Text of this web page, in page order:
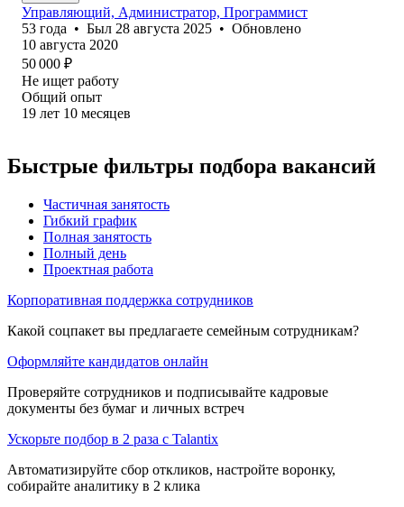
Управляющий, Администратор, Программист
53 года • Был 28 августа 2025 • Обновлено
10 августа 2020
50 000 ₽
Не ищет работу
Общий опыт
19 лет 10 месяцев
Быстрые фильтры подбора вакансий
Частичная занятость
Гибкий график
Полная занятость
Полный день
Проектная работа
Корпоративная поддержка сотрудников
Какой соцпакет вы предлагаете семейным сотрудникам?
Оформляйте кандидатов онлайн
Проверяйте сотрудников и подписывайте кадровые
документы без бумаг и личных встреч
Ускорьте подбор в 2 раза с Talantix
Автоматизируйте сбор откликов, настройте воронку,
собирайте аналитику в 2 клика